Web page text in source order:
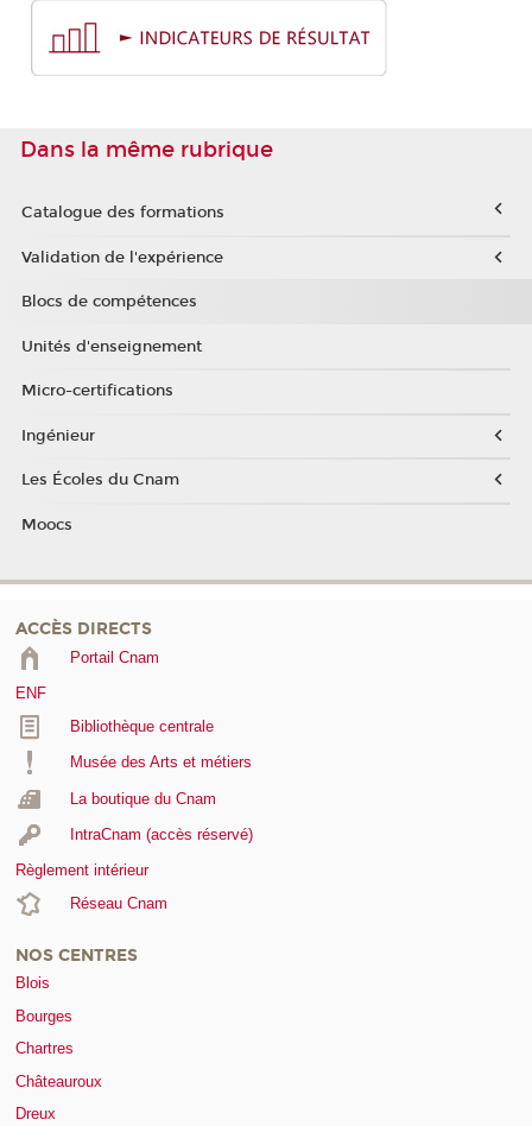
Dans la même rubrique
Catalogue des formations
Validation de l'expérience
Blocs de compétences
Unités d'enseignement
Micro-certifications
Ingénieur
Les Écoles du Cnam
Moocs
ACCÈS DIRECTS
Portail Cnam
ENF
Bibliothèque centrale
Musée des Arts et métiers
La boutique du Cnam
IntraCnam (accès réservé)
Règlement intérieur
Réseau Cnam
NOS CENTRES
Blois
Bourges
Chartres
Châteauroux
Dreux